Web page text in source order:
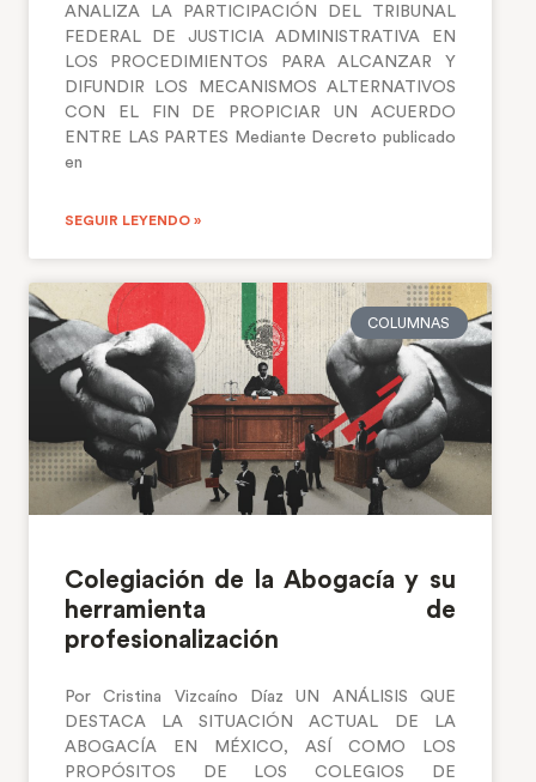
ANALIZA LA PARTICIPACIÓN DEL TRIBUNAL
FEDERAL DE JUSTICIA ADMINISTRATIVA EN
LOS PROCEDIMIENTOS PARA ALCANZAR Y
DIFUNDIR LOS MECANISMOS ALTERNATIVOS
CON EL FIN DE PROPICIAR UN ACUERDO
ENTRE LAS PARTES Mediante Decreto publicado
en
SEGUIR LEYENDO »
COLUMNAS
Colegiación de la Abogacía y su
herramienta de
profesionalización
Por Cristina Vizcaíno Díaz UN ANÁLISIS QUE
DESTACA LA SITUACIÓN ACTUAL DE LA
ABOGACÍA EN MÉXICO, ASÍ COMO LOS
PROPÓSITOS DE LOS COLEGIOS DE